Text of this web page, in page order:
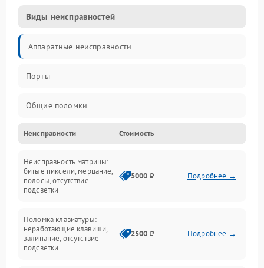
Виды неисправностей
Аппаратные неисправности
Порты
Общие поломки
Устройства
Программные ошибки
Электрические и системные сбои
Интерфейсные проблемы
Батарея
Неисправности Стоимость
Неисправность матрицы:
битые пиксели, мерцание,
полосы, отсутствие
подсветки
5000 ₽ Подробнее →
Поломка клавиатуры:
неработающие клавиши,
залипание, отсутствие
подсветки
2500 ₽ Подробнее →